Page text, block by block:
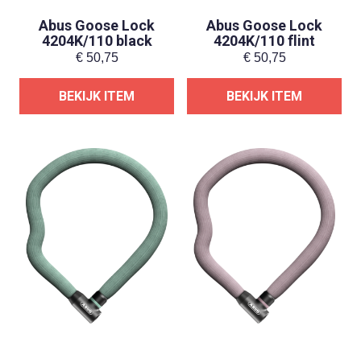
Abus Goose Lock
4204K/110 black
€50,75
BEKIJK ITEM
Abus Goose Lock
4204K/110 flint
€50,75
BEKIJK ITEM